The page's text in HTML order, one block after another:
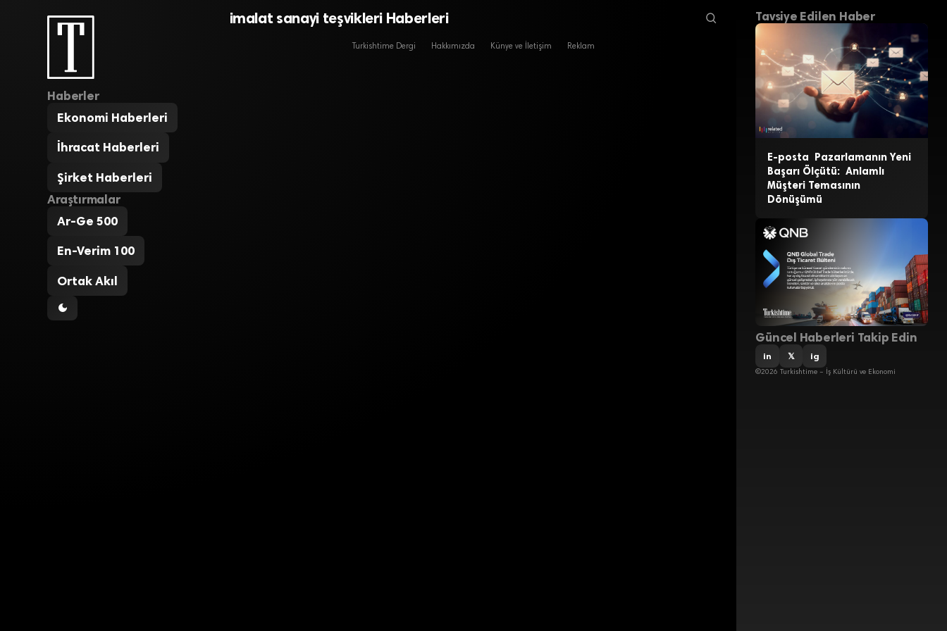
Haberler
Ekonomi Haberleri
İhracat Haberleri
Şirket Haberleri
Araştırmalar
Ar-Ge 500
En-Verim 100
Ortak Akıl
imalat sanayi teşvikleri Haberleri
Turkishtime Dergi Hakkımızda Künye ve İletişim Reklam
Tavsiye Edilen Haber
E-posta Pazarlamanın Yeni
Başarı Ölçütü: Anlamlı
Müşteri Temasının
Dönüşümü
Güncel Haberleri Takip Edin
in 𝕏 ig
©2026 Turkishtime – İş Kültürü ve Ekonomi